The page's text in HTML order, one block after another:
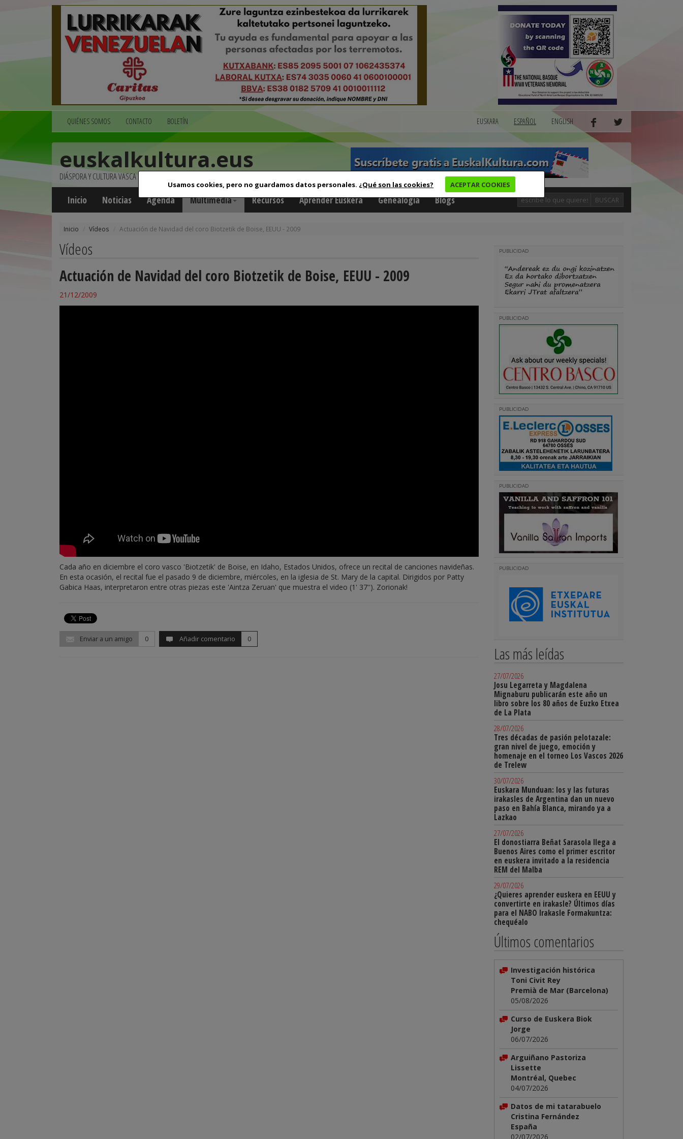
Usamos cookies, pero no guardamos datos personales. ¿Qué son las cookies? ACEPTAR COOKIES
QUIÉNES SOMOS CONTACTO BOLETÍN EUSKARA ESPAÑOL ENGLISH
euskalkultura.eus
DIÁSPORA Y CULTURA VASCA
Inicio Noticias Agenda Multimedia Recursos Aprender Euskera Genealogía Blogs BUSCAR
Inicio Vídeos Actuación de Navidad del coro Biotzetik de Boise, EEUU - 2009
Vídeos
Actuación de Navidad del coro Biotzetik de Boise, EEUU - 2009
21/12/2009
Cada año en diciembre el coro vasco 'Biotzetik' de Boise, en Idaho, Estados Unidos, ofrece un recital de canciones navideñas.
En esta ocasión, el recital fue el pasado 9 de diciembre, miércoles, en la iglesia de St. Mary de la capital. Dirigidos por Patty
Gabica Haas, interpretaron entre otras piezas este 'Aintza Zeruan' que muestra el video (1' 37''). Zorionak!
Enviar a un amigo 0 Añadir comentario 0
PUBLICIDAD
PUBLICIDAD
PUBLICIDAD
PUBLICIDAD
PUBLICIDAD
Las más leídas
27/07/2026
Josu Legarreta y Magdalena
Mignaburu publicarán este año un
libro sobre los 80 años de Euzko Etxea
de La Plata
28/07/2026
Tres décadas de pasión pelotazale:
gran nivel de juego, emoción y
homenaje en el torneo Los Vascos 2026
de Trelew
30/07/2026
Euskara Munduan: los y las futuras
irakasles de Argentina dan un nuevo
paso en Bahía Blanca, mirando ya a
Lazkao
27/07/2026
El donostiarra Beñat Sarasola llega a
Buenos Aires como el primer escritor
en euskera invitado a la residencia
REM del Malba
29/07/2026
¿Quieres aprender euskera en EEUU y
convertirte en irakasle? Últimos días
para el NABO Irakasle Formakuntza:
chequéalo
Últimos comentarios
Investigación histórica
Toni Civit Rey
Premià de Mar (Barcelona)
05/08/2026
Curso de Euskera Biok
Jorge
06/07/2026
Arguiñano Pastoriza
Lissette
Montréal, Quebec
04/07/2026
Datos de mi tatarabuelo
Cristina Fernández
España
02/07/2026